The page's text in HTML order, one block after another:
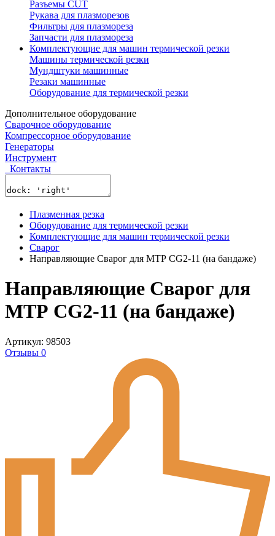
Разъемы CUT
Рукава для плазморезов
Фильтры для плазмореза
Запчасти для плазмореза
Комплектующие для машин термической резки
Машины термической резки
Мундштуки машинные
Резаки машинные
Оборудование для термической резки
Дополнительное оборудование
Сварочное оборудование
Компрессорное оборудование
Генераторы
Инструмент
Контакты
Плазменная резка
Оборудование для термической резки
Комплектующие для машин термической резки
Сварог
Направляющие Сварог для МТР CG2-11 (на бандаже)
Направляющие Сварог для
МТР CG2-11 (на бандаже)
Артикул: 98503
Отзывы 0